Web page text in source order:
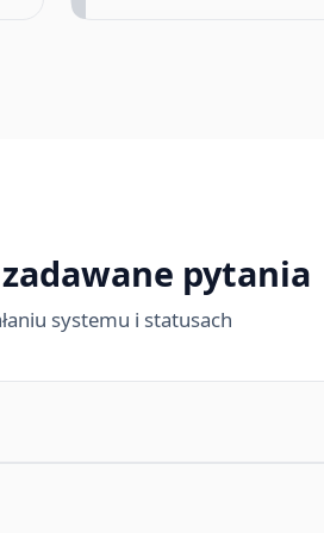
pytania
systemu i statusach